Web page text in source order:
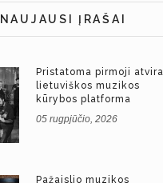
NAUJAUSI ĮRAŠAI
Pristatoma pirmoji atvira
lietuviškos muzikos
kūrybos platforma
05 rugpjūčio, 2026
Pažaislio muzikos